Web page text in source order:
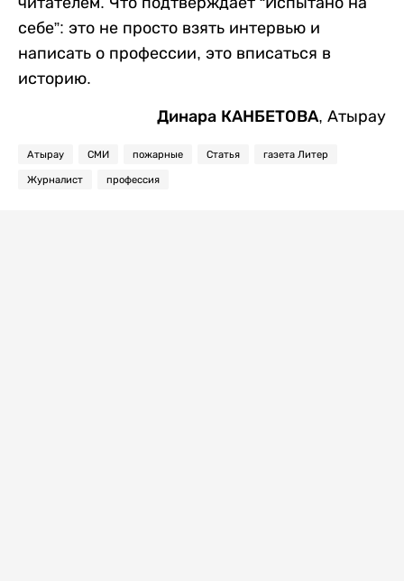
себе”: это не просто взять интервью и
написать о профессии, это вписаться в
историю.
Динара КАНБЕТОВА, Атырау
Атырау СМИ пожарные Статья газета Литер
Журналист профессия